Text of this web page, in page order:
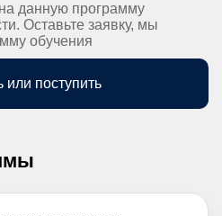
данную программу
Оставьте заявку, мы
обучения
или поступить